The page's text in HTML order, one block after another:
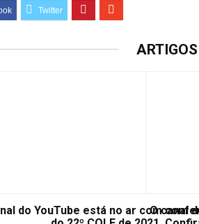
do YouTube está no ar comO canal